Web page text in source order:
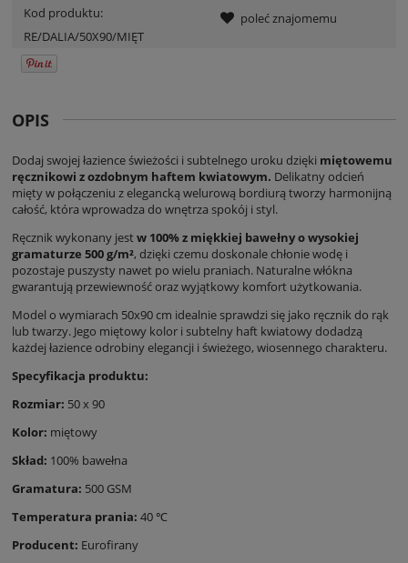
Kod produktu:
RE/DALIA/50X90/MIĘT
poleć znajomemu
OPIS
Dodaj swojej łazience świeżości i subtelnego uroku dzięki miętowemu
ręcznikowi z ozdobnym haftem kwiatowym. Delikatny odcień
mięty w połączeniu z elegancką welurową bordiurą tworzy harmonijną
całość, która wprowadza do wnętrza spokój i styl.
Ręcznik wykonany jestw 100% z miękkiej bawełny o wysokiej
gramaturze 500 g/m², dzięki czemu doskonale chłonie wodę i
pozostaje puszysty nawet po wielu praniach. Naturalne włókna
gwarantują przewiewność oraz wyjątkowy komfort użytkowania.
Model o wymiarach 50x90 cm idealnie sprawdzi się jako ręcznik do rąk
lub twarzy. Jego miętowy kolor i subtelny haft kwiatowy dodadzą
każdej łazience odrobiny elegancji i świeżego, wiosennego charakteru.
Specyfikacja produktu:
Rozmiar: 50 x 90
Kolor: miętowy
Skład: 100% bawełna
Gramatura: 500 GSM
Temperatura prania: 40 ℃
Producent: Eurofirany